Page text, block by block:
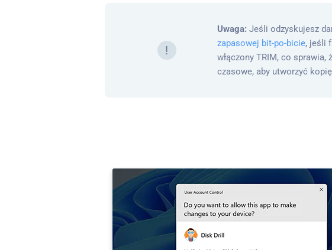
!
Uwaga: Jeśli odzyskujesz
zapasowej bit-po-bicie, jeśli
włączony TRIM, co
czasowe, aby utworzyć